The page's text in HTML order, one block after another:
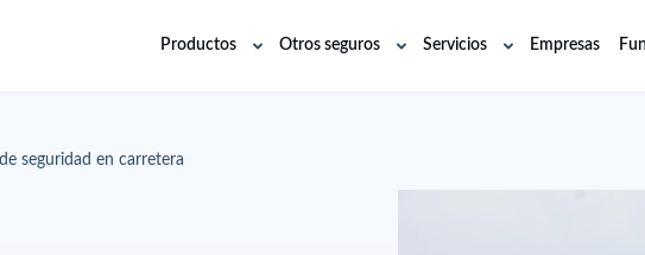
Productos
AbrirOtros seguros
AbrirServicios
AbrirEmpresas
seguridad en carretera